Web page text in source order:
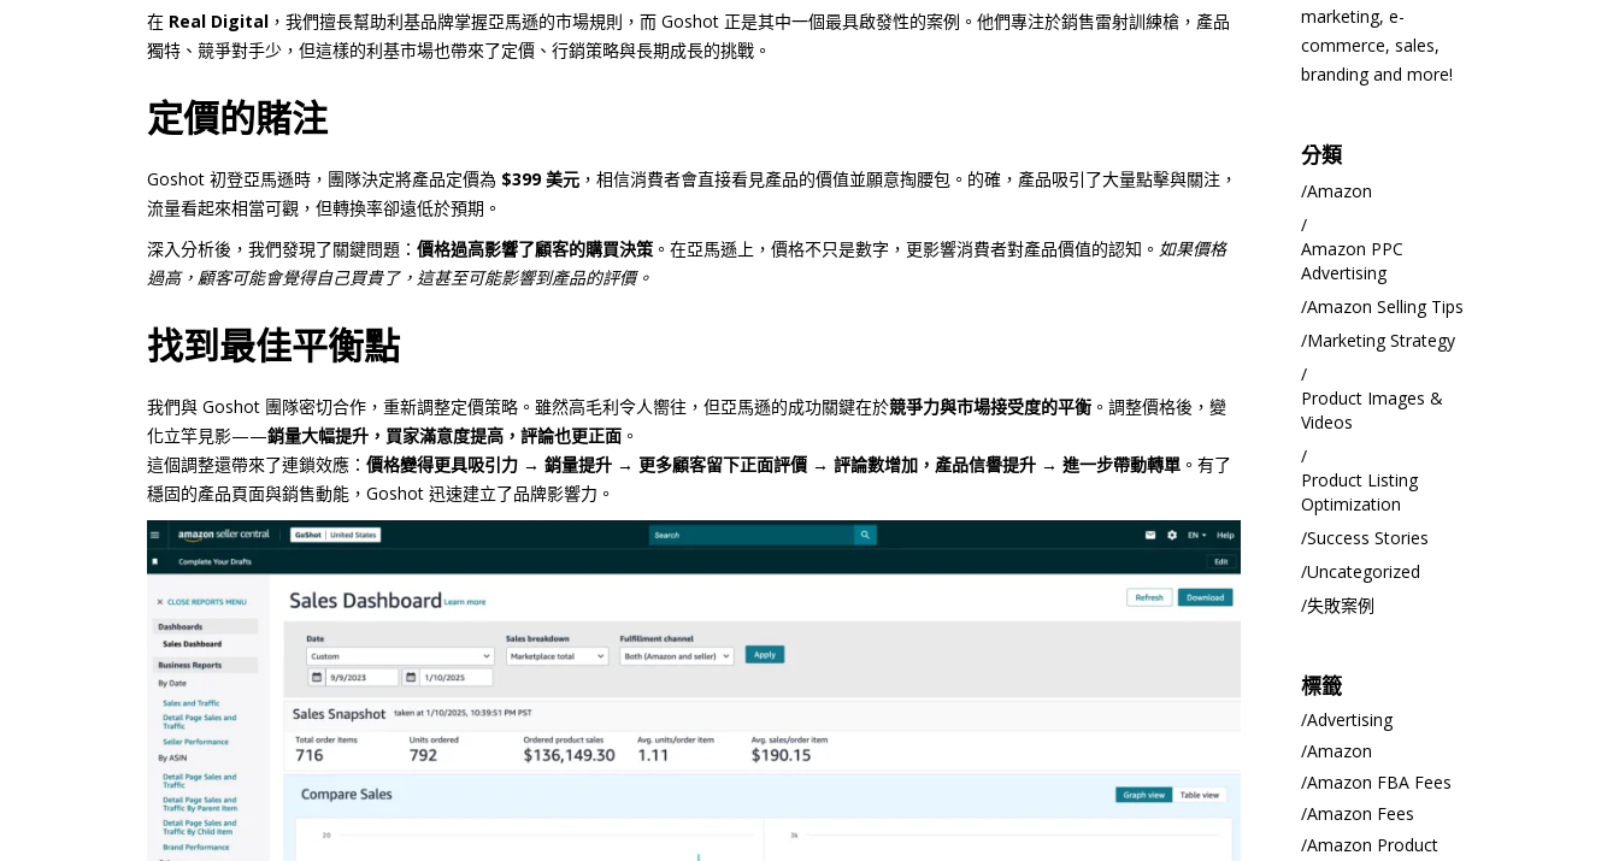
在 Real Digital ，我們擅長幫助利基品牌掌握亞馬遜的市場規則，而 Goshot 正是其中一個最具啟發性的案例。他們專注於銷售雷射訓練槍，產品
獨特、競爭對手少，但這樣的利基市場也帶來了定價、行銷策略與長期成長的挑戰。
定價的賭注
Goshot 初登亞馬遜時，團隊決定將產品定價為 $399 美元 ，相信消費者會直接看見產品的價值並願意掏腰包。的確，產品吸引了大量點擊與關注，
流量看起來相當可觀，但轉換率卻遠低於預期。
深入分析後，我們發現了關鍵問題： 價格過高影響了顧客的購買決策 。在亞馬遜上，價格不只是數字，更影響消費者對產品價值的認知。 如果價格
過高，顧客可能會覺得自己買貴了，這甚至可能影響到產品的評價。
找到最佳平衡點
我們與 Goshot 團隊密切合作，重新調整定價策略。雖然高毛利令人嚮往，但亞馬遜的成功關鍵在於競爭力與市場接受度的平衡 。調整價格後，變
化立竿見影——銷量大幅提升，買家滿意度提高，評論也更正面 。
這個調整還帶來了連鎖效應： 價格變得更具吸引力 → 銷量提升 → 更多顧客留下正面評價 → 評論數增加，產品信譽提升 → 進一步帶動轉單 。有了
穩固的產品頁面與銷售動能，Goshot 迅速建立了品牌影響力。
marketing, e-
commerce, sales,
branding and more!
分類
Amazon
Amazon PPC
Advertising
Amazon Selling Tips
Marketing Strategy
Product Images &
Videos
Product Listing
Optimization
Success Stories
Uncategorized
失敗案例
標籤
Advertising
Amazon
Amazon FBA Fees
Amazon Fees
Amazon Product